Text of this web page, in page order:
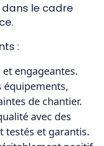
le cadre
:
engageantes.
équipements,
de chantier.
avec des
testés et garantis.